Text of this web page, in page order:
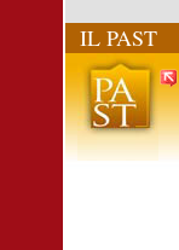
IL PAST